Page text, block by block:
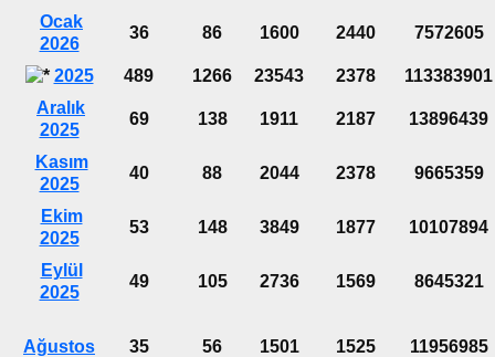
Ocak
2026
36 86 1600 2440 7572605
2025 489 1266 23543 2378
113383901
Aralık
2025
69 138 1911 2187 13896439
Kasım
2025
40 88 2044 2378 9665359
Ekim
2025
53 148 3849 1877 10107894
Eylül
2025
49 105 2736 1569 8645321
Ağustos
35 56 1501 1525 11956985